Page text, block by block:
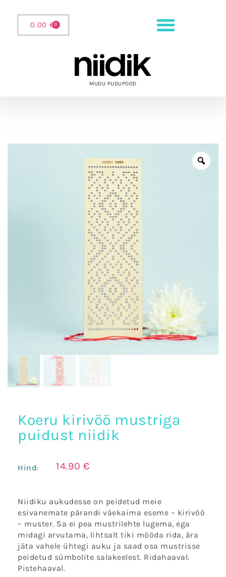
0.00 €0
MUDU PUDUPOOD
Koeru kirivöö mustriga
puidust niidik
Hind: 14.90 €
Niidiku aukudesse on peidetud meie
esivanemate pärandi väekaima eseme – kirivöö
– muster. Sa ei pea mustrilehte lugema, ega
midagi arvutama, lihtsalt tiki mööda rida, ära
jäta vahele ühtegi auku ja saad osa mustrisse
peidetud sümbolite salakeelest. Ridahaaval.
Pistehaaval.